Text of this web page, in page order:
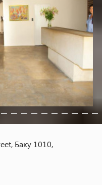
Баку 1010,